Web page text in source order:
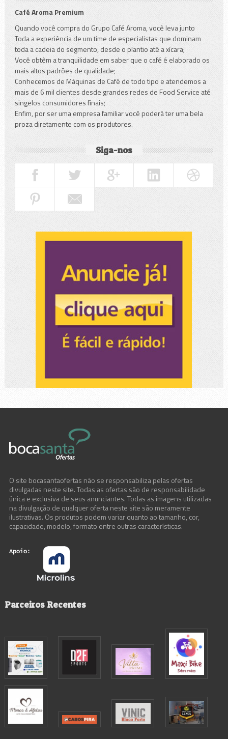
Café Aroma Premium
Quando você compra do Grupo Café Aroma, você leva junto
Toda a experiência de um time de especialistas que dominam
toda a cadeia do segmento, desde o plantio até a xícara;
Você obtêm a tranquilidade em saber que o café é elaborado os
mais altos padrões de qualidade;
Conhecemos de Máquinas de Café de todo tipo e atendemos a
mais de 6 mil clientes desde grandes redes de Food Service até
singelos consumidores finais;
Enfim, por ser uma empresa familiar você poderá ter uma bela
proza diretamente com os produtores.
Siga-nos
O site bocasantaofertas não se responsabiliza pelas ofertas
divulgadas neste site. Todas as ofertas são de responsabilidade
única e exclusiva de seus anunciantes. Todas as imagens utilizadas
na divulgação de qualquer oferta neste site são meramente
ilustrativas. Os produtos podem variar quanto ao tamanho, cor,
capacidade, modelo, formato entre outras características.
Parceiros Recentes